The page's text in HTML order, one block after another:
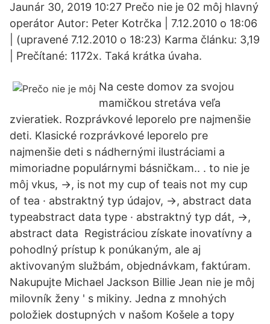
Jaunár 30, 2019 10:27 Prečo nie je 02 môj hlavný
operátor Autor: Peter Kotrčka | 7.12.2010 o 18:06
| (upravené 7.12.2010 o 18:23) Karma článku: 3,19
| Prečítané: 1172x. Taká krátka úvaha.
Na ceste domov za svojou
mamičkou stretáva veľa
zvieratiek. Rozprávkové leporelo pre najmenšie
deti. Klasické rozprávkové leporelo pre
najmenšie deti s nádhernými ilustráciami a
mimoriadne populárnymi básničkam.. . to nie je
môj vkus, →, is not my cup of teais not my cup
of tea · abstraktný typ údajov, →, abstract data
typeabstract data type · abstraktný typ dát, →,
abstract data Registráciou získate inovatívny a
pohodlný prístup k ponúkaným, ale aj
aktivovaným službám, objednávkam, faktúram.
Nakupujte Michael Jackson Billie Jean nie je môj
milovník ženy ' s mikiny. Jedna z mnohých
položiek dostupných v našom Košele a topy